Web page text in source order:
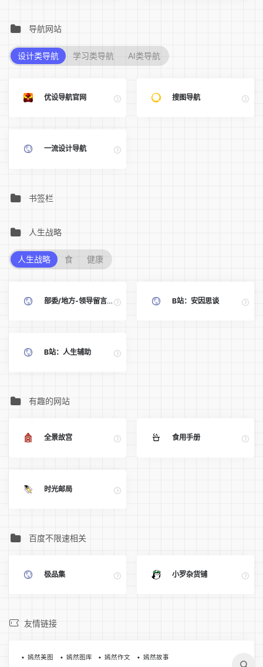
导航网站
设计类导航 学习类导航 AI类导航
优设导航官网 搜图导航
一流设计导航
书签栏
人生战略
人生战略 食 健康
部委/地方-领导留言板-人民网 B站：安因思谈
B站：人生辅助
有趣的网站
全景故宫 食用手册
时光邮局
百度不限速相关
极品集 小罗杂货铺
友情链接
嫣然美图 嫣然图库 嫣然作文 嫣然故事